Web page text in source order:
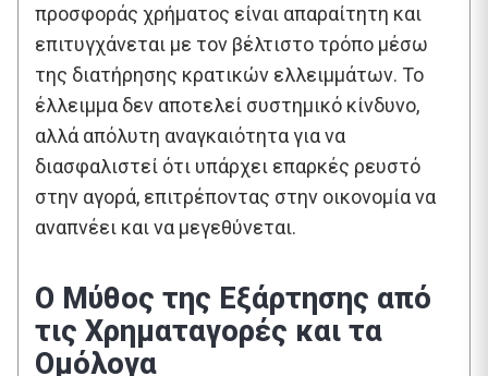
προσφοράς χρήματος είναι απαραίτητη και
επιτυγχάνεται με τον βέλτιστο τρόπο μέσω
της διατήρησης κρατικών ελλειμμάτων. Το
έλλειμμα δεν αποτελεί συστημικό κίνδυνο,
αλλά απόλυτη αναγκαιότητα για να
διασφαλιστεί ότι υπάρχει επαρκές ρευστό
στην αγορά, επιτρέποντας στην οικονομία να
αναπνέει και να μεγεθύνεται.
Ο Μύθος της Εξάρτησης από
τις Χρηματαγορές και τα
Ομόλογα